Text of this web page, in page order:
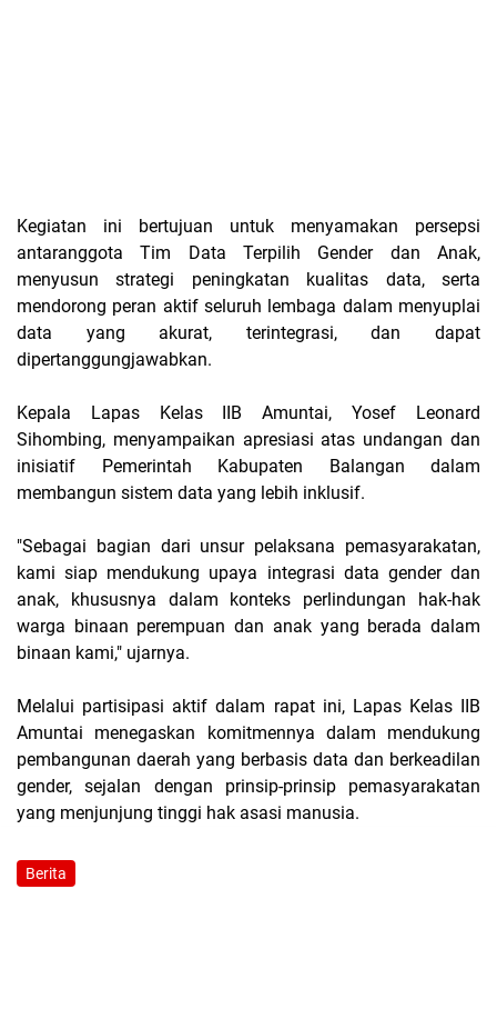
Kegiatan ini bertujuan untuk menyamakan persepsi
antaranggota Tim Data Terpilih Gender dan Anak,
menyusun strategi peningkatan kualitas data, serta
mendorong peran aktif seluruh lembaga dalam menyuplai
data yang akurat, terintegrasi, dan dapat
dipertanggungjawabkan.
Kepala Lapas Kelas IIB Amuntai, Yosef Leonard
Sihombing, menyampaikan apresiasi atas undangan dan
inisiatif Pemerintah Kabupaten Balangan dalam
membangun sistem data yang lebih inklusif.
"Sebagai bagian dari unsur pelaksana pemasyarakatan,
kami siap mendukung upaya integrasi data gender dan
anak, khususnya dalam konteks perlindungan hak-hak
warga binaan perempuan dan anak yang berada dalam
binaan kami," ujarnya.
Melalui partisipasi aktif dalam rapat ini, Lapas Kelas IIB
Amuntai menegaskan komitmennya dalam mendukung
pembangunan daerah yang berbasis data dan berkeadilan
gender, sejalan dengan prinsip-prinsip pemasyarakatan
yang menjunjung tinggi hak asasi manusia.
Berita